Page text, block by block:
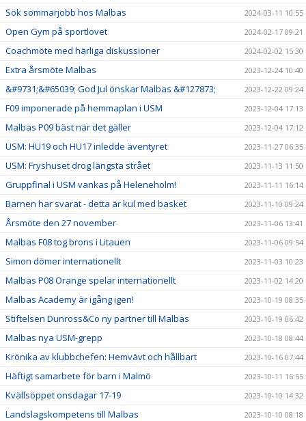
Sök sommarjobb hos Malbas 2024-03-11 10:55
Open Gym på sportlovet 2024-02-17 09:21
Coachmöte med härliga diskussioner 2024-02-02 15:30
Extra årsmöte Malbas 2023-12-24 10:40
&#9731;&#65039; God Jul önskar Malbas &#127873; 2023-12-22 09:24
F09 imponerade på hemmaplan i USM 2023-12-04 17:13
Malbas P09 bäst när det gäller 2023-12-04 17:12
USM: HU19 och HU17 inledde äventyret 2023-11-27 06:35
USM: Fryshuset drog längsta strået 2023-11-13 11:50
Gruppfinal i USM vankas på Heleneholm! 2023-11-11 16:14
Barnen har svarat - detta är kul med basket 2023-11-10 09:24
Årsmöte den 27 november 2023-11-06 13:41
Malbas F08 tog brons i Litauen 2023-11-06 09:54
Simon dömer internationellt 2023-11-03 10:23
Malbas P08 Orange spelar internationellt 2023-11-02 14:20
Malbas Academy är igång igen! 2023-10-19 08:35
Stiftelsen Dunross&Co ny partner till Malbas 2023-10-19 06:42
Malbas nya USM-grepp 2023-10-18 08:44
Krönika av klubbchefen: Hemvävt och hållbart 2023-10-16 07:44
Häftigt samarbete för barn i Malmö 2023-10-11 16:55
Kvällsöppet onsdagar 17-19 2023-10-10 14:32
Landslagskompetens till Malbas 2023-10-10 08:18